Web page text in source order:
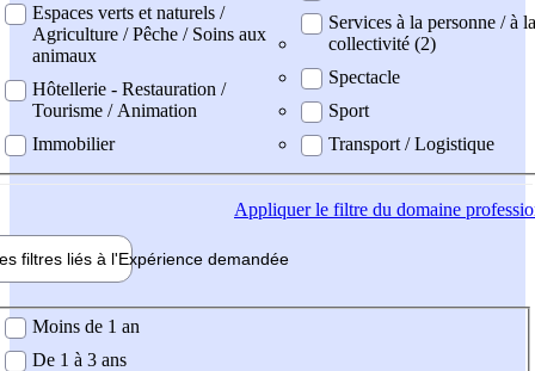
Espaces verts et naturels /
Agriculture / Pêche / Soins aux
animaux
Hôtellerie - Restauration /
Tourisme / Animation
Immobilier
Services à la personne / à la
collectivité (2)
Spectacle
Sport
Transport / Logistique
Appliquerle filtre du domaine
filtres liés à l'Expérience demandée
demandée
Moins de 1 an
De 1 à 3 ans